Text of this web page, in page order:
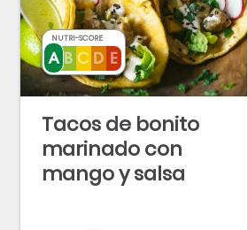
Tacos de bonito
marinado con
mango y salsa
NUTRI-SCORE